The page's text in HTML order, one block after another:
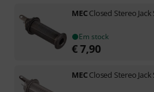
MECClosed Stereo Jack
Em stock
€7,90
MECClosed Stereo Jack